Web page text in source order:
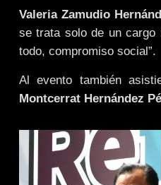
Valeria Zamudio
se trata solo de un cargo
todo, compromiso social”.
Al evento también
Montcerrat Hernández